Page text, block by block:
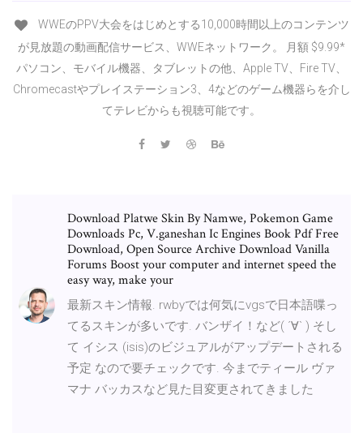
WWEのPPV大会をはじめとする10,000時間以上のコンテンツ
が見放題の動画配信サービス、WWEネットワーク。 月額 $9.99*
パソコン、モバイル機器、タブレットの他、Apple TV、Fire TV、
Chromecastやプレイステーション3、4などのゲーム機器らを介し
てテレビからも視聴可能です。
Download Platwe Skin By Namwe, Pokemon Game
Downloads Pc, V.ganeshan Ic Engines Book Pdf Free
Download, Open Source Archive Download Vanilla
Forums Boost your computer and internet speed the
easy way, make your
最新スキン情報. rwbyでは何気にvgsで日本語喋っ
てるスキンが多いです. バンザイ！など( ´∀` ) そし
て イシス (isis)のビジュアルがアップデートされる
予定 なので要チェックです. 今までティール ヴァ
マナ バッカスなど見た目変更されてきました